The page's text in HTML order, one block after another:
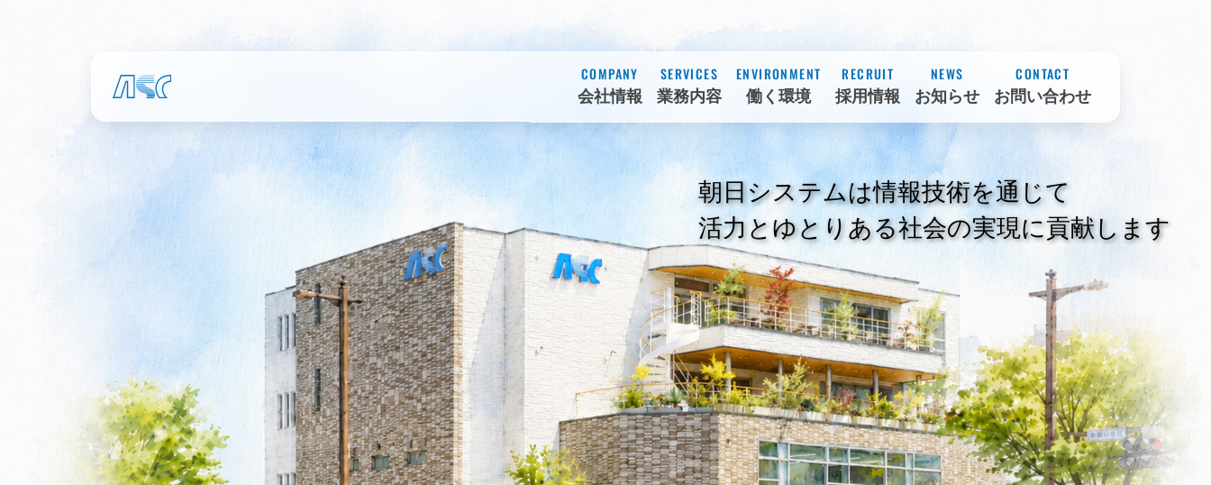
COMPANY
会社情報
SERVICES
業務内容
ENVIRONMENT
働く環境
RECRUIT
採用情報
NEWS
お知らせ
CONTACT
お問い合わせ
朝日システムは情報技術を通じて
活力とゆとりある社会の実現に貢献します